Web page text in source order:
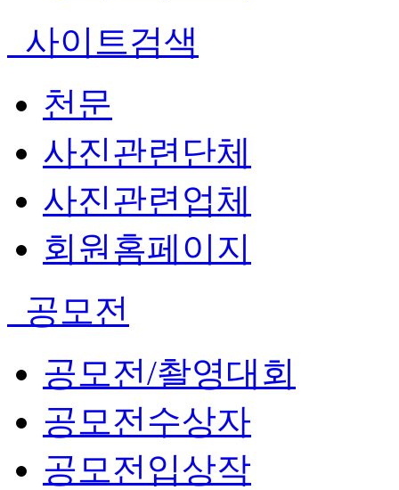
사이트검색
천문
사진관련단체
사진관련업체
회원홈페이지
공모전
공모전/촬영대회
공모전수상자
공모전입상작